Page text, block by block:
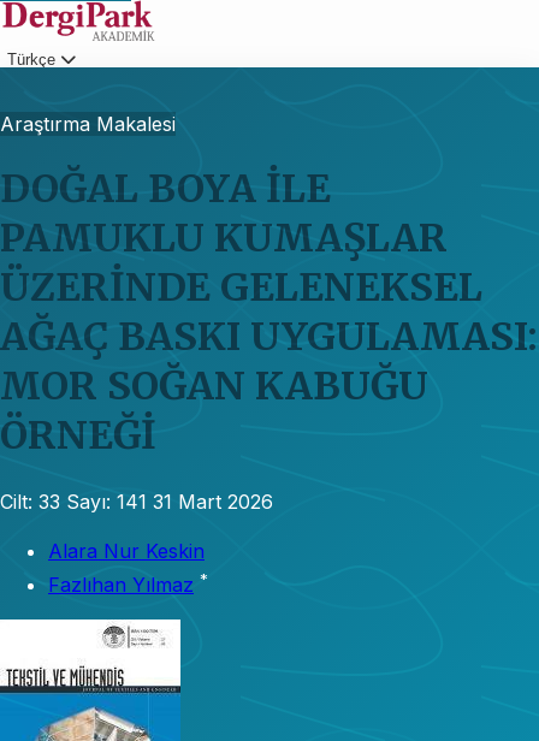
Türkçe
Araştırma Makalesi
DOĞAL BOYA İLE
PAMUKLU KUMAŞLAR
ÜZERİNDE GELENEKSEL
AĞAÇ BASKI UYGULAMASI:
MOR SOĞAN KABUĞU
ÖRNEĞİ
Cilt: 33 Sayı: 141 31 Mart 2026
Alara Nur Keskin
Fazlıhan Yılmaz *